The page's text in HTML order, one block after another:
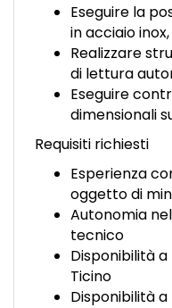
DE
ES
PT
Eseguire la
in acciaio
Realizzare
di lettura
Eseguire
dimensionali
Requisiti richiesti
Esperienza
oggetto di
Autonomia
tecnico
Disponibilità
Ticino
Disponibilità